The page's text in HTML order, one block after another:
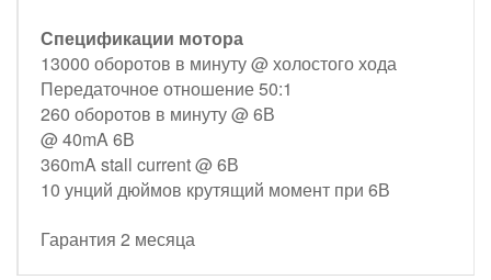
Спецификации мотора
13000 оборотов в минуту @ холостого хода
Передаточное отношение 50:1
260 оборотов в минуту @ 6В
@ 40mA 6В
360mA stall current @ 6В
10 унций дюймов крутящий момент при 6В
Гарантия 2 месяца